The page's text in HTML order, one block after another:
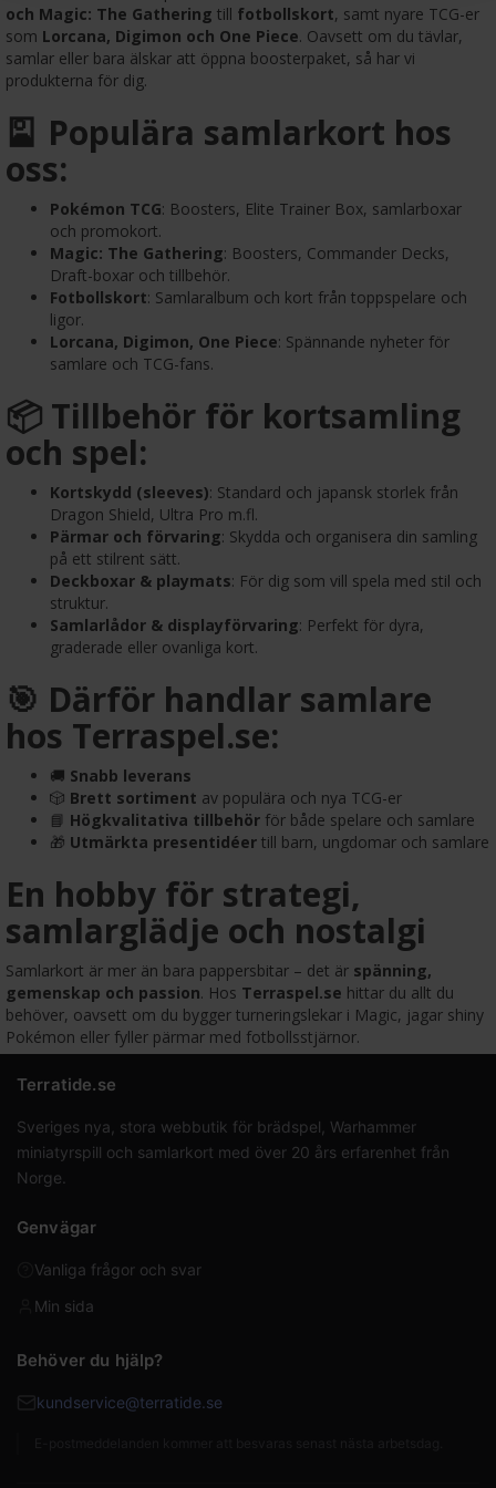
och Magic: The Gathering till fotbollskort, samt nyare TCG-er
som Lorcana, Digimon och One Piece. Oavsett om du tävlar,
samlar eller bara älskar att öppna boosterpaket, så har vi
produkterna för dig.
🎴 Populära samlarkort hos
oss:
Pokémon TCG: Boosters, Elite Trainer Box, samlarboxar
och promokort.
Magic: The Gathering: Boosters, Commander Decks,
Draft-boxar och tillbehör.
Fotbollskort: Samlaralbum och kort från toppspelare och
ligor.
Lorcana, Digimon, One Piece: Spännande nyheter för
samlare och TCG-fans.
📦 Tillbehör för kortsamling
och spel:
Kortskydd (sleeves): Standard och japansk storlek från
Dragon Shield, Ultra Pro m.fl.
Pärmar och förvaring: Skydda och organisera din samling
på ett stilrent sätt.
Deckboxar & playmats: För dig som vill spela med stil och
struktur.
Samlarlådor & displayförvaring: Perfekt för dyra,
graderade eller ovanliga kort.
🎯 Därför handlar samlare
hos Terraspel.se:
🚚 Snabb leverans
🎲 Brett sortiment av populära och nya TCG-er
📘 Högkvalitativa tillbehör för både spelare och samlare
🎁 Utmärkta presentidéer till barn, ungdomar och samlare
En hobby för strategi,
samlarglädje och nostalgi
Samlarkort är mer än bara pappersbitar – det är spänning,
gemenskap och passion. Hos Terraspel.se hittar du allt du
behöver, oavsett om du bygger turneringslekar i Magic, jagar shiny
Pokémon eller fyller pärmar med fotbollsstjärnor.
Terratide.se
Sveriges nya, stora webbutik för brädspel, Warhammer
miniatyrspill och samlarkort med över 20 års erfarenhet från
Norge.
Genvägar
Vanliga frågor och svar
Min sida
Behöver du hjälp?
kundservice@terratide.se